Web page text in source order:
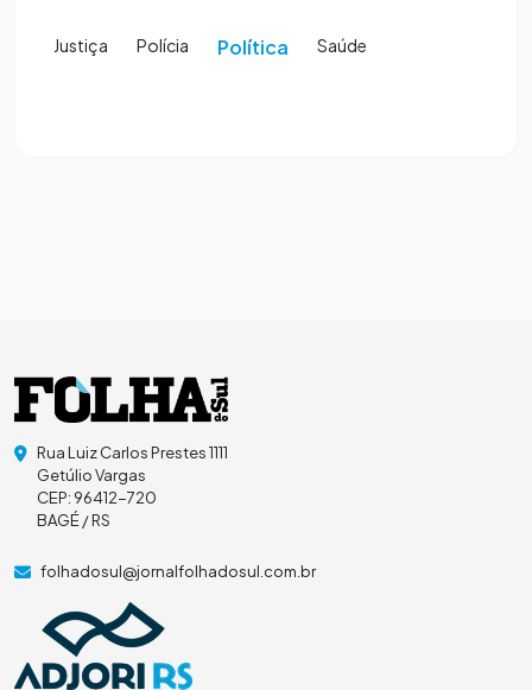
Justiça Polícia Política Saúde
Rua Luiz Carlos Prestes 1111
Getúlio Vargas
CEP: 96412-720
BAGÉ / RS
folhadosul@jornalfolhadosul.com.br